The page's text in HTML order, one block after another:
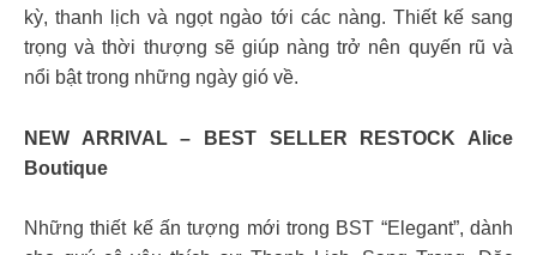
kỳ, thanh lịch và ngọt ngào tới các nàng. Thiết kế sang
trọng và thời thượng sẽ giúp nàng trở nên quyến rũ và
nổi bật trong những ngày gió về.
NEW ARRIVAL – BEST SELLER RESTOCK Alice
Boutique
Những thiết kế ấn tượng mới trong BST “Elegant”, dành